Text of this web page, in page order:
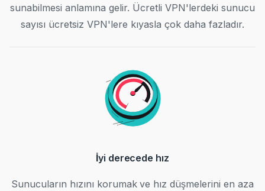
sunabilmesi anlamına gelir. Ücretli VPN'lerdeki sunucu
sayısı ücretsiz VPN'lere kıyasla çok daha fazladır.
İyi derecede hız
Sunucuların hızını korumak ve hız düşmelerini en aza